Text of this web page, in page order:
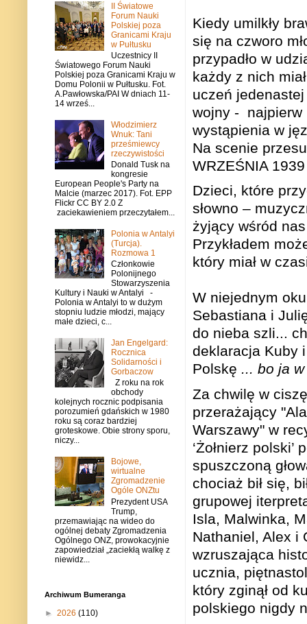
Kiedy umilkły
się na czworo
przypadło w
każdy z nich
uczeń
wojny -
najpierw
wystąpienia w
Na scenie
WRZEŚNIA
Dzieci, które
słowno –
żyjący wśród
Przykładem
który miał w
W niejednym
Sebastiana i
do nieba szli...
deklaracja Kuby
Polskę ... bo ja
Za chwilę w
przerażający
Warszawy" w
‘Żołnierz polski’
spuszczoną
chociaż bił się,
grupowej
Isla, Malwinka,
Nathaniel, Alex i
wzruszająca
ucznia,
który zginął od
polskiego nigdy
II Światowe
Forum Nauki
Polskiej poza
Granicami Kraju
w Pułtusku
Uczestnicy II
Światowego Forum Nauki
Polskiej poza Granicami Kraju w
Domu Polonii w Pułtusku. Fot.
A.Pawłowska/PAI W dniach 11-
14 wrześ...
Włodzimierz
Wnuk: Tani
prześmiewcy
rzeczywistości
Donald Tusk na
kongresie
European People's Party na
Malcie (marzec 2017). Fot. EPP
Flickr CC BY 2.0 Z
zaciekawieniem przeczytałem...
Polonia w Antalyi
(Turcja).
Rozmowa 1
Członkowie
Polonijnego
Stowarzyszenia
Kultury i Nauki w Antalyi -
Polonia w Antalyi to w dużym
stopniu ludzie młodzi, mający
małe dzieci, c...
Jan Engelgard:
Rocznica
Solidarności i
Gorbaczow
Z roku na rok
obchody
kolejnych rocznic podpisania
porozumień gdańskich w 1980
roku są coraz bardziej
groteskowe. Obie strony sporu,
niczy...
Bojowe,
wirtualne
Zgromadzenie
Ogóle ONZtu
Prezydent USA
Trump,
przemawiając na wideo do
ogólnej debaty Zgromadzenia
Ogólnego ONZ, prowokacyjnie
zapowiedział „zaciekłą walkę z
niewidz...
Archiwum Bumeranga
► 2026 (110)